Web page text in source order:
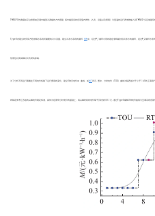
TRNSYS仿真模拟平台按照由空调末端到冷源端的方式搭建. 将末端房间的各项室内得热（人员、设备以及照明）与室温的运行表参数输入到TRN3D-多区
Type0内建立的负荷方程求解水系统所需要的冷水流量，建立冷冻水系统的循环. 图6中，经过P_1循环水泵的是在非释能时段冷冻水的循环，经过P_2循环水泵
热惯性对房间瞬时冷负荷的影响.
为了分析不同运行策略在不同电价机制下运行费用的变化，建立3种日电价M 曲线，如图7所示. 图中，分时电价（TOU）曲线为陕西省对于小于1 kV的工商用
的制定参考江苏省的尖峰电价制定标准，具体为在原有分时电价的基础上，将尖峰时段的电价每千瓦时加价0.1元. 通过Type0编辑3种电价曲线与空调系统各部